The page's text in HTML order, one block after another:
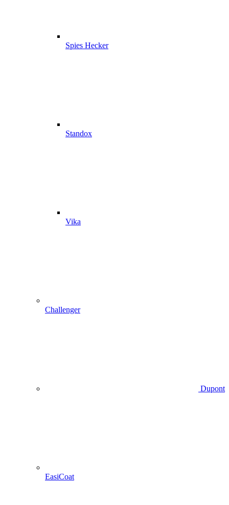
Spies Hecker
Standox
Vika
Challenger
Dupont
EasiCoat